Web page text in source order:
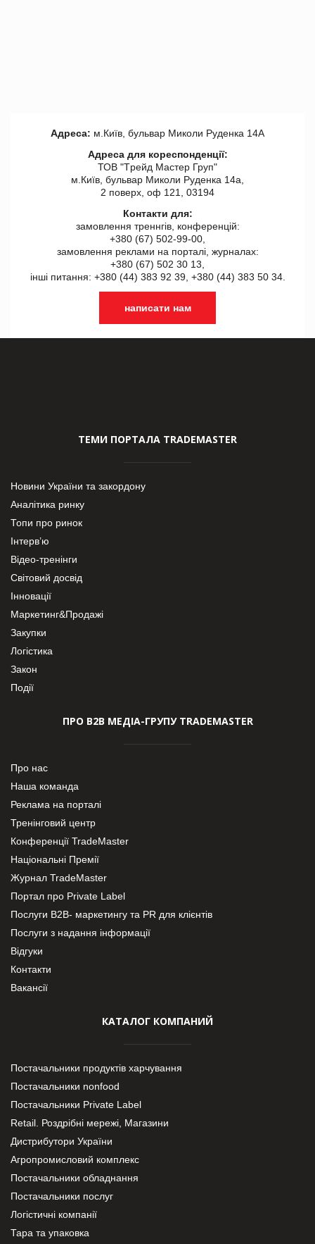
Адреса: м.Київ, бульвар Миколи Руденка 14А
Адреса для кореспонденції:
ТОВ "Tрейд Мастер Груп"
м.Київ, бульвар Миколи Руденка 14а,
2 поверх, оф 121, 03194
Контакти для:
замовлення треннгів, конференцій:
+380 (67) 502-99-00,
замовлення реклами на порталі, журналах:
+380 (67) 502 30 13,
інші питання: +380 (44) 383 92 39, +380 (44) 383 50 34.
написати нам
ТЕМИ ПОРТАЛА TRADEMASTER
Новини України та закордону
Аналітика ринку
Топи про ринок
Інтерв’ю
Відео-тренінги
Світовий досвід
Інновації
Маркетинг&Продажі
Закупки
Логістика
Закон
Події
ПРО В2В МЕДІА-ГРУПУ TRADEMASTER
Про нас
Наша команда
Реклама на порталі
Тренінговий центр
Конференції TradeMaster
Національні Премії
Журнал TradeMaster
Портал про Private Label
Послуги В2В- маркетингу та PR для клієнтів
Послуги з надання інформації
Відгуки
Контакти
Вакансії
КАТАЛОГ КОМПАНИЙ
Постачальники продуктів харчування
Постачальники nonfood
Постачальники Private Label
Retail. Роздрібні мережі, Магазини
Дистрибутори України
Агропромисловий комплекс
Постачальники обладнання
Постачальники послуг
Логістичні компанії
Тара та упаковка